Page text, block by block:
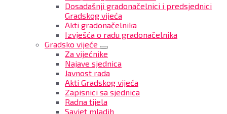
Dosadašnji gradonačelnici i predsjednici
Gradskog vijeća
Akti gradonačelnika
Izvješća o radu gradonačelnika
Gradsko vijeće
Za vijećnike
Najave sjednica
Javnost rada
Akti Gradskog vijeća
Zapisnici sa sjednica
Radna tijela
Savjet mladih